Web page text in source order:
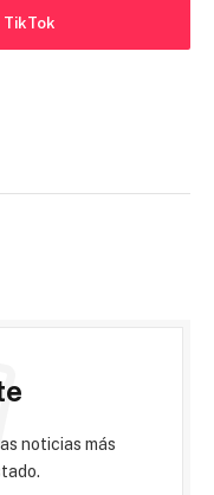
TikTok
noticias más